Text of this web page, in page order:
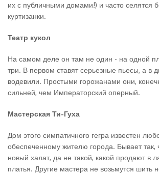
их с публичными домами!) и часто селятся
куртизанки.
Театр кукол
На самом деле он там не один - на одной
три. В первом ставят серьезные пьесы, а в
водевили. Простыми горожанами они,
сильней, чем Императорский оперный.
Мастерская Ти-Гуха
Дом этого симпатичного гегра известен
обеспеченному жителю города. Бывает так,
новый халат, да не такой, какой продают в
платья. Другие мастера не возьмутся шить